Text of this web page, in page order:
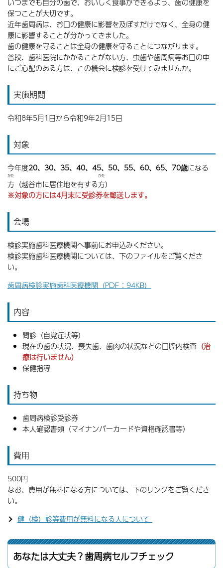
保つことが大切です。
近年歯周病は、お口の健康に影響を及ぼすだけでなく、全身の健
康に影響することが分かってきました。
歯の健康を守ることは全身の健康を守ることにつながります。
普段、歯科医院にかかることがない方、虫歯や歯周病等お口の中
にご心配のある方は、この機会に検診を受けてみませんか。
実施期間
令和8年5月1日から令和9年2月15日
対象
今年度20、30、 35、40、45、50、55、60、65、70歳になる
方
かた
（越谷市に居住地を有する方
かた
）
※対象の方には4月末に受診券を郵送します。
会場
検診実施歯科医療機関へ事前にお申込みください。
検診実施歯科医療機関については、下のファイルをご覧くださ
い。
歯周病検診実施歯科医療機関（PDF：94KB）
内容
問診（自覚症状等）
現在の歯の状況、喪失歯、歯肉の状況などの口腔内検査 （治
療は行いません）
保健指導
持ち物
歯周病検診受診券
本人確認書類（マイナンバーカードや資格確認書等）
費用
500円
なお、費用が無料になる方については、下のリンクをご覧くださ
い。
健（検）診等費用が無料になる人について
あなたは大丈夫？歯周病セルフチェック